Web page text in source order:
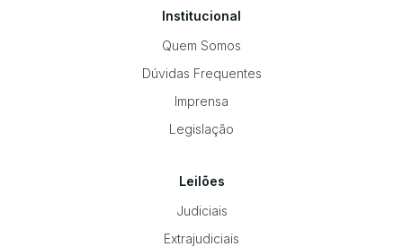
Institucional
Quem Somos
Dúvidas Frequentes
Imprensa
Legislação
Leilões
Judiciais
Extrajudiciais